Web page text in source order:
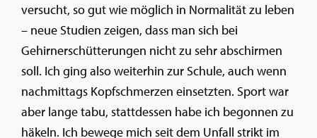
versucht, so gut wie möglich in Normalität zu leben
– neue Studien zeigen, dass man sich bei
Gehirnerschütterungen nicht zu sehr abschirmen
soll. Ich ging also weiterhin zur Schule, auch wenn
nachmittags Kopfschmerzen einsetzten. Sport war
aber lange tabu, stattdessen habe ich begonnen zu
häkeln. Ich bewege mich seit dem Unfall strikt im